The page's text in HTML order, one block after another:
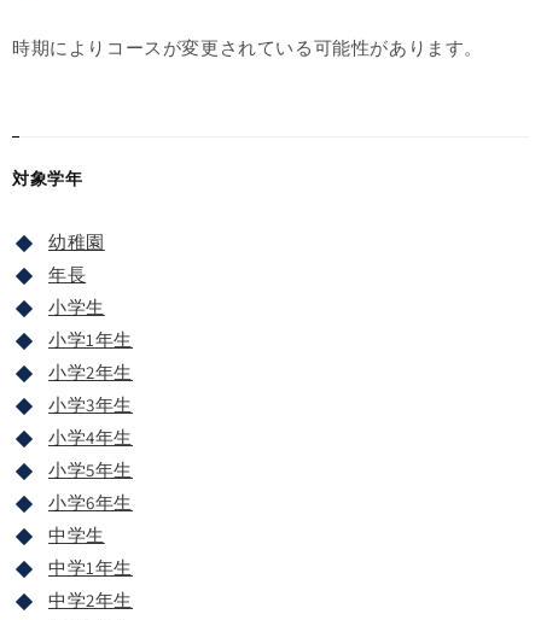
時期によりコースが変更されている可能性があります。
対象学年
幼稚園
年長
小学生
小学1年生
小学2年生
小学3年生
小学4年生
小学5年生
小学6年生
中学生
中学1年生
中学2年生